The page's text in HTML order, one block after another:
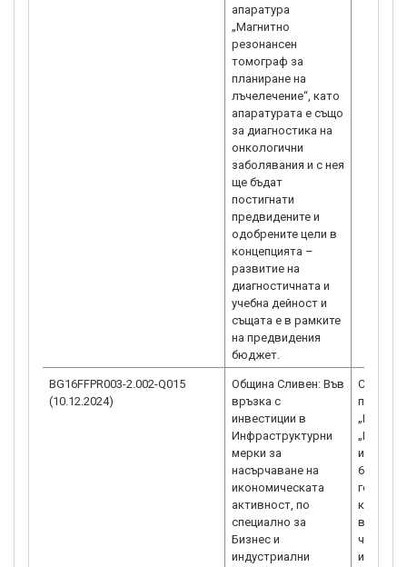
апаратура
„Магнитно
резонансен
томограф за
планиране на
лъчелечение“, като
апаратурата е също
за диагностика на
онкологични
заболявания и с нея
ще бъдат
постигнати
предвидените и
одобрените цели в
концепцията –
развитие на
диагностичната и
учебна дейност и
същата е в рамките
на предвидения
бюджет.
BG16FFPR003-2.002-Q015
(10.12.2024)
Община Сливен: Във
връзка с
инвестиции в
Инфраструктурни
мерки за
насърчаване на
икономическата
активност, по
специално за
Бизнес и
индустриални
по
„Режим
651/
година